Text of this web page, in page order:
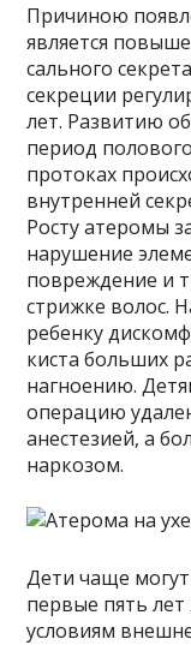
Причиною
является
сального
секреции
лет. Развитию
период
протоках
внутренней
Росту атеромы
нарушение
повреждение и
стрижке волос.
ребенку
киста больших
нагноению.
операцию
анестезией, а
наркозом.
Дети чаще
первые пять
условиям